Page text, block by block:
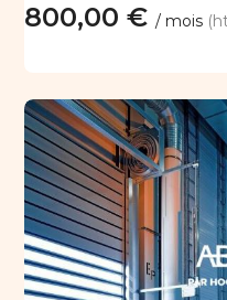
800,00 €/ mois